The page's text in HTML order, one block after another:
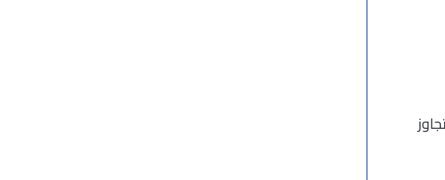
التي يتجاوز